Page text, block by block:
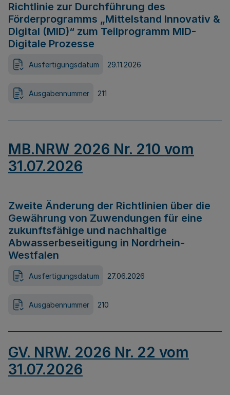
Richtlinie zur Durchführung des
Förderprogramms „Mittelstand Innovativ &
Digital (MID)“ zum Teilprogramm MID-
Digitale Prozesse
Ausfertigungsdatum 29.11.2026
Ausgabennummer 211
MB.NRW 2026 Nr. 210 vom
31.07.2026
Zweite Änderung der Richtlinien über die
Gewährung von Zuwendungen für eine
zukunftsfähige und nachhaltige
Abwasserbeseitigung in Nordrhein-
Westfalen
Ausfertigungsdatum 27.06.2026
Ausgabennummer 210
GV. NRW. 2026 Nr. 22 vom
31.07.2026